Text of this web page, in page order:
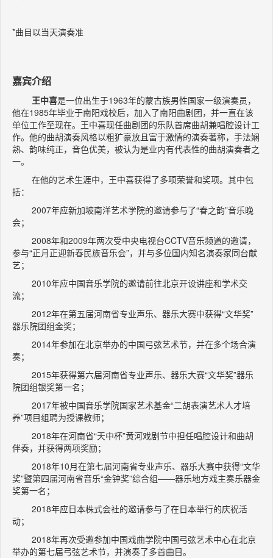
*曲目以当天演奏准
嘉宾介绍
王中喜是一位出生于1963年的蒙古族男性国家一级演奏员，
他在1985年毕业于南阳戏校后，加入了南阳曲剧团，并一直在该
单位工作至现在。王中喜现任曲剧团的乐队首席曲胡兼唱腔设计工
作。他的曲胡演奏风格以粗犷豪放且富于激情的演奏著称，手法娴
熟、韵味纯正，音色优美，被认为是业内有代表性的曲胡演奏者之
一。
在他的艺术生涯中，王中喜获得了多项荣誉和奖项。其中包
括：
2007年应新加坡南洋艺术学院的邀请参与了“春之韵”音乐晚
会；
2008年和2009年两次受中央电视台CCTV音乐频道的邀请，
参与“正月正迎新春民族音乐会”，并与多位国内知名演奏家同台献
艺；
2010年应中国音乐学院的邀请前往北京开设讲座和学术交
流；
2012年在第五届河南省专业声乐、器乐大赛中获得“文华奖”
器乐院团组金奖；
2014年参加在北京举办的中国弓弦艺术节，并在多个场合演
奏；
2015年获得第六届河南省专业声乐、器乐大赛“文华奖”器乐
院团组银奖第一名；
2017年被中国音乐学院国家艺术基金“二胡表演艺术人才培
养”项目组聘为授课教师；
2018年在河南省“天中杯”黄河戏剧节中担任唱腔设计和曲胡
伴奏，并获得两项奖励；
2018年10月在第七届河南省专业声乐、器乐大赛中获得“文华
奖”暨第四届河南省音乐“金钟奖”综合组——器乐地方戏主奏乐器金
奖第一名；
2018年应日本株式会社的邀请参与了在日本举行的庆祝活
动；
2018年再次受邀参加中国戏曲学院中国弓弦艺术中心在北京
举办的第七届弓弦艺术节，并演奏了多首曲目。